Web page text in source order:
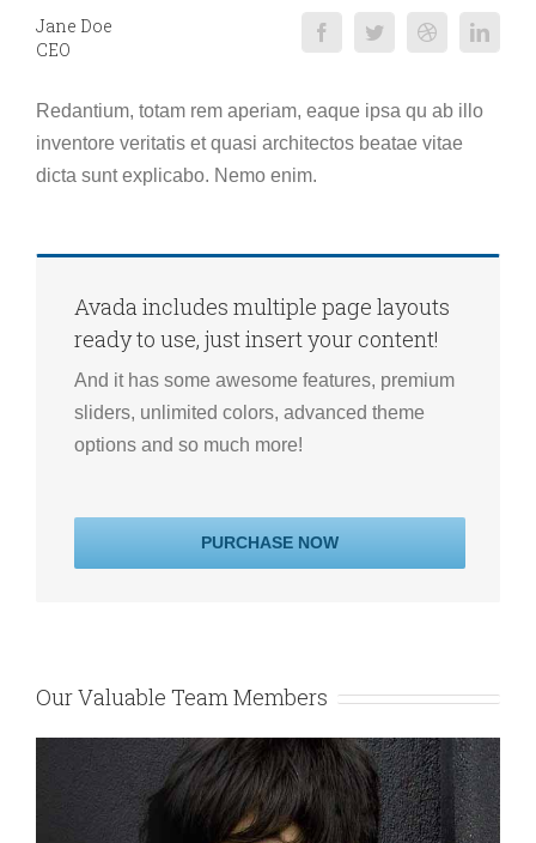
Jane Doe
CEO
Redantium, totam rem aperiam, eaque ipsa qu ab illo
inventore veritatis et quasi architectos beatae vitae
dicta sunt explicabo. Nemo enim.
Avada includes multiple page layouts
ready to use, just insert your content!
And it has some awesome features, premium
sliders, unlimited colors, advanced theme
options and so much more!
PURCHASE NOW
Our Valuable Team Members